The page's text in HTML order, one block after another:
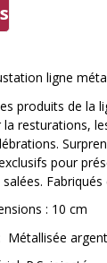
ligne
produits de la
resturations,
pour
Fabriqués
: 10 cm
Métallisée argent